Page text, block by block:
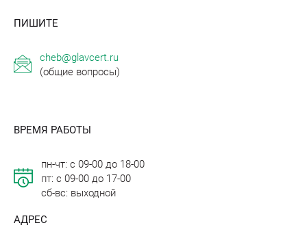
ПИШИТЕ
cheb@glavcert.ru
(общие вопросы)
ВРЕМЯ РАБОТЫ
пн-чт: с 09-00 до 18-00
пт: с 09-00 до 17-00
сб-вс: выходной
АДРЕС